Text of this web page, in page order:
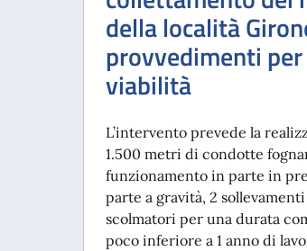
della località
provvedimenti
viabilità
L’intervento prevede la
1.500 metri di condotte
funzionamento in parte in
parte a gravità, 2
scolmatori per una durata
poco inferiore a 1 anno di